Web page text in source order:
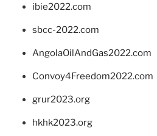
ibie2022.com
sbcc-2022.com
AngolaOilAndGas2022.com
Convoy4Freedom2022.com
grur2023.org
hkhk2023.org